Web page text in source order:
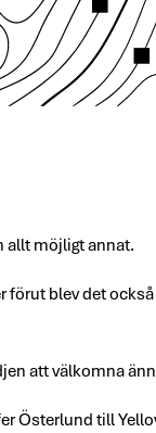
allt möjligt annat.
förut blev det
att välkomna
Österlund till